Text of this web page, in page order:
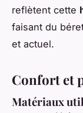
reflètent cette
faisant du
et actuel.
Confort et
Matériaux